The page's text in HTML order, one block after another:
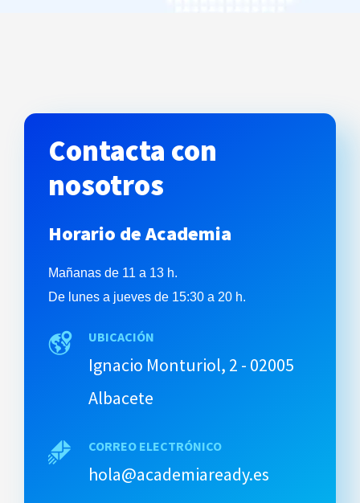
Contacta con
nosotros
Horario de Academia
Mañanas de 11 a 13 h.
De lunes a jueves de 15:30 a 20 h.
UBICACIÓN
Ignacio Monturiol, 2 - 02005
Albacete
CORREO ELECTRÓNICO
hola@academiaready.es